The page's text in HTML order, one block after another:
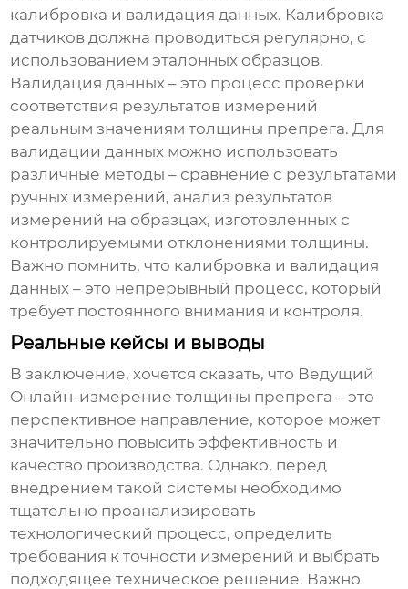
калибровка и валидация данных. Калибровка
датчиков должна проводиться регулярно, с
использованием эталонных образцов.
Валидация данных – это процесс проверки
соответствия результатов измерений
реальным значениям толщины препрега. Для
валидации данных можно использовать
различные методы – сравнение с результатами
ручных измерений, анализ результатов
измерений на образцах, изготовленных с
контролируемыми отклонениями толщины.
Важно помнить, что калибровка и валидация
данных – это непрерывный процесс, который
требует постоянного внимания и контроля.
Реальные кейсы и выводы
В заключение, хочется сказать, что Ведущий
Онлайн-измерение толщины препрега – это
перспективное направление, которое может
значительно повысить эффективность и
качество производства. Однако, перед
внедрением такой системы необходимо
тщательно проанализировать
технологический процесс, определить
требования к точности измерений и выбрать
подходящее техническое решение. Важно